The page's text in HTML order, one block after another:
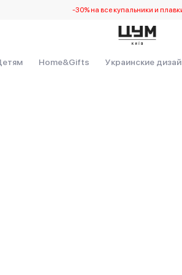
-30% на все купальники и
Home&Gifts Украинские